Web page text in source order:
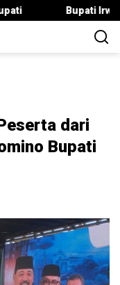
Bupati Irwan Serahkan
dari
Bupati